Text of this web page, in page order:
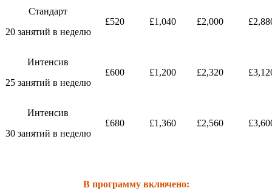
Стандарт
20 занятий в неделю
£520 £1,040 £2,000
Интенсив
25 занятий в неделю
£600 £1,200 £2,320
Интенсив
30 занятий в неделю
£680 £1,360 £2,560
В программу включено: